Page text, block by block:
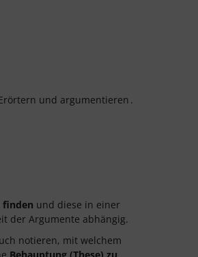
und argumentieren .
finden und diese in einer
der Argumente abhängig.
notieren, mit welchem